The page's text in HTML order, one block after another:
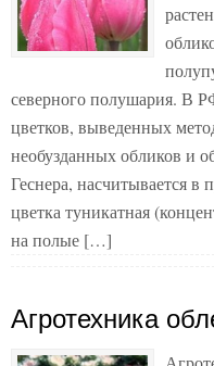
северного полушария. В
цветков, выведенных
необузданных обликов и
Геснера, насчитывается в
цветка туникатная
на полые […]
Агротехника